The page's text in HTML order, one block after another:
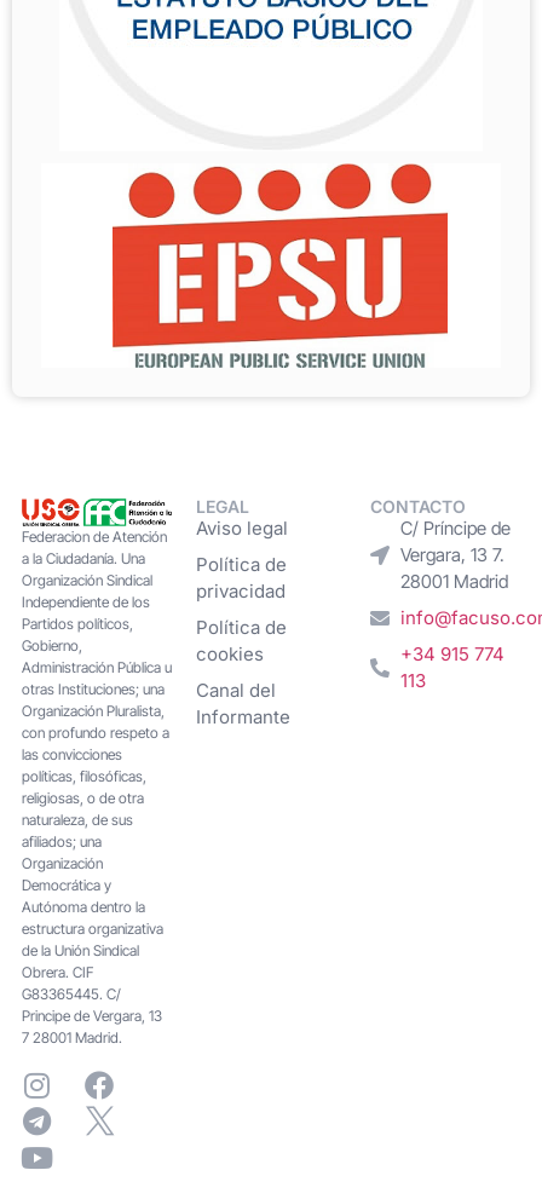
Federacion de Atención
a la Ciudadanía. Una
Organización Sindical
Independiente de los
Partidos políticos,
Gobierno,
Administración Pública u
otras Instituciones; una
Organización Pluralista,
con profundo respeto a
las convicciones
políticas, filosóficas,
religiosas, o de otra
naturaleza, de sus
afiliados; una
Organización
Democrática y
Autónoma dentro la
estructura organizativa
de la Unión Sindical
Obrera. CIF
G83365445. C/
Principe de Vergara, 13
7 28001 Madrid.
LEGAL
Aviso legal
Política de
privacidad
Política de
cookies
Canal del
Informante
CONTACTO
C/ Príncipe de
Vergara, 13 7.
28001 Madrid
+34 915 774
113